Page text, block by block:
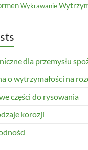
Wykrawanie
dla przemysłu
o wytrzymałości na
części do rysowania
korozji